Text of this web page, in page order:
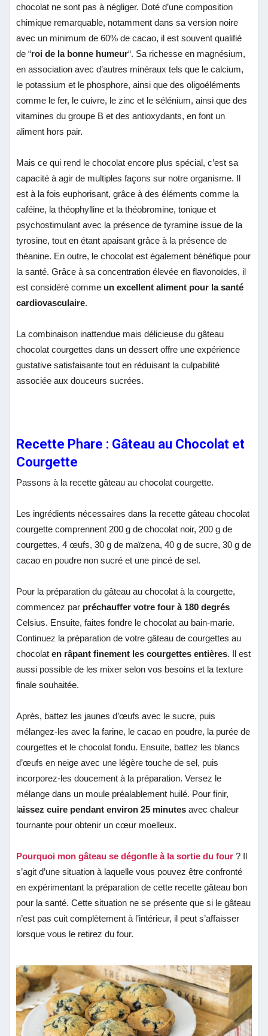
chocolat ne sont pas à négliger. Doté d’une composition
chimique remarquable, notamment dans sa version noire
avec un minimum de 60% de cacao, il est souvent qualifié
de “roi de la bonne humeur“. Sa richesse en magnésium,
en association avec d’autres minéraux tels que le calcium,
le potassium et le phosphore, ainsi que des oligoéléments
comme le fer, le cuivre, le zinc et le sélénium, ainsi que des
vitamines du groupe B et des antioxydants, en font un
aliment hors pair.
Mais ce qui rend le chocolat encore plus spécial, c’est sa
capacité à agir de multiples façons sur notre organisme. Il
est à la fois euphorisant, grâce à des éléments comme la
caféine, la théophylline et la théobromine, tonique et
psychostimulant avec la présence de tyramine issue de la
tyrosine, tout en étant apaisant grâce à la présence de
théanine. En outre, le chocolat est également bénéfique pour
la santé. Grâce à sa concentration élevée en flavonoïdes, il
est considéré comme un excellent aliment pour la santé
cardiovasculaire.
La combinaison inattendue mais délicieuse du gâteau
chocolat courgettes dans un dessert offre une expérience
gustative satisfaisante tout en réduisant la culpabilité
associée aux douceurs sucrées.
Recette Phare : Gâteau au Chocolat et
Courgette
Passons à la recette gâteau au chocolat courgette.
Les ingrédients nécessaires dans la recette gâteau chocolat
courgette comprennent 200 g de chocolat noir, 200 g de
courgettes, 4 œufs, 30 g de maïzena, 40 g de sucre, 30 g de
cacao en poudre non sucré et une pincé de sel.
Pour la préparation du gâteau au chocolat à la courgette,
commencez par préchauffer votre four à 180 degrés
Celsius. Ensuite, faites fondre le chocolat au bain-marie.
Continuez la préparation de votre gâteau de courgettes au
chocolaten râpant finement les courgettes entières. Il est
aussi possible de les mixer selon vos besoins et la texture
finale souhaitée.
Après, battez les jaunes d’œufs avec le sucre, puis
mélangez-les avec la farine, le cacao en poudre, la purée de
courgettes et le chocolat fondu. Ensuite, battez les blancs
d’œufs en neige avec une légère touche de sel, puis
incorporez-les doucement à la préparation. Versez le
mélange dans un moule préalablement huilé. Pour finir,
laissez cuire pendant environ 25 minutes avec chaleur
tournante pour obtenir un cœur moelleux.
Pourquoi mon gâteau se dégonfle à la sortie du four ? Il
s’agit d’une situation à laquelle vous pouvez être confronté
en expérimentant la préparation de cette recette gâteau bon
pour la santé. Cette situation ne se présente que si le gâteau
n’est pas cuit complètement à l’intérieur, il peut s’affaisser
lorsque vous le retirez du four.